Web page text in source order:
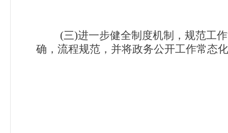
(三)进一步健全制度机制，规范工
确，流程规范，并将政务公开工作常态